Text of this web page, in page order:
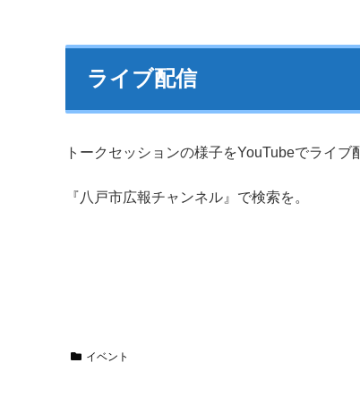
ライブ配信
トークセッションの様子をYouTubeでライブ
『八戸市広報チャンネル』で検索を。
イベント